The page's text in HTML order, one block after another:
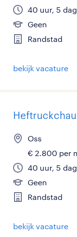
40 uur, 5
Geen
Randstad
bekijk vacature
Oss
€ 2.800 per
40 uur, 5
Geen
Randstad
bekijk vacature